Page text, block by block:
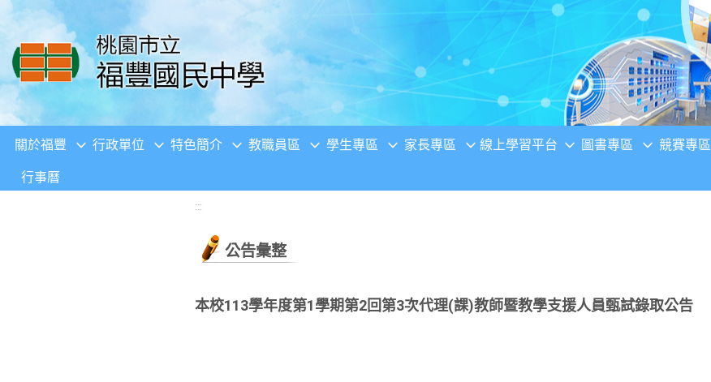
移至網頁之主要內容區位置
關於福豐 行政單位 特色簡介 教職員區 學生專區 家長專區 線上學習平台 圖書專區 競賽專區
行事曆
:::
公告彙整
本校113學年度第1學期第2回第3次代理(課)教師暨教學支援人員甄試錄取公告